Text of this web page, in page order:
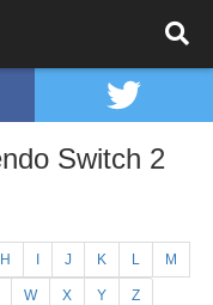
Switch 2
H J K L M
W X Y Z